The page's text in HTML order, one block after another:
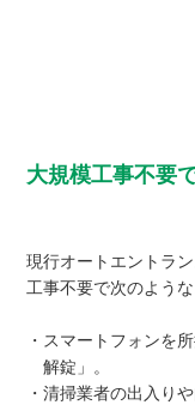
大規模工事不要
現行オートエントラ
工事不要で次のよう
・スマートフォンを
解錠」。
・清掃業者の出入り